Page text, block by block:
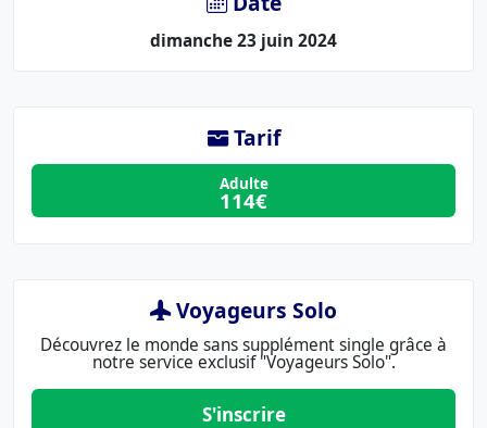
dimanche 23 juin 2024
Tarif
Adulte
114€
Voyageurs Solo
Découvrez le monde sans supplément single grâce à
notre service exclusif "Voyageurs Solo".
S'inscrire